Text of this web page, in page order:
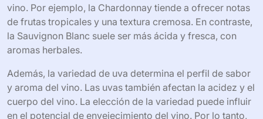
vino. Por ejemplo, la Chardonnay tiende a ofrecer notas
de frutas tropicales y una textura cremosa. En contraste,
la Sauvignon Blanc suele ser más ácida y fresca, con
aromas herbales.
Además, la variedad de uva determina el perfil de sabor
y aroma del vino. Las uvas también afectan la acidez y el
cuerpo del vino. La elección de la variedad puede influir
en el potencial de envejecimiento del vino. Por lo tanto,